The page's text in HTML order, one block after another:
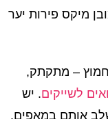
מיקס פירות יער
– מתקתק,
לשייקים. יש
אותם במאפים.